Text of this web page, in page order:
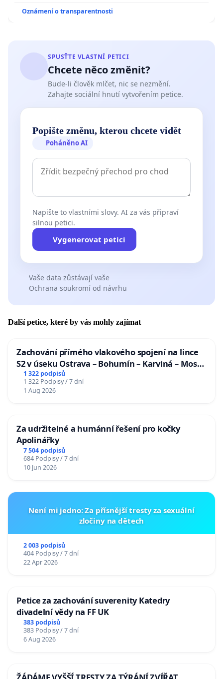
Oznámení o transparentnosti
SPUSŤTE VLASTNÍ PETICI
Chcete něco změnit?
Bude-li člověk mlčet, nic se nezmění.
Zahajte sociální hnutí vytvořením petice.
Popište změnu, kterou chcete vidět
Poháněno AI
Napište to vlastními slovy. AI za vás připraví
silnou petici.
Vygenerovat petici
Vaše data zůstávají vaše
Ochrana soukromí od návrhu
Další petice, které by vás mohly zajímat
Zachování přímého vlakového spojení na lince
S2 v úseku Ostrava – Bohumín – Karviná – Mosty
u Jablunkova
1 322 podpisů
1 322 Podpisy / 7 dní
1 Aug 2026
Za udržitelné a humánní řešení pro kočky
Apolinářky
7 504 podpisů
684 Podpisy / 7 dní
10 Jun 2026
Není mi jedno: Za přísnější tresty za sexuální
zločiny na dětech
2 003 podpisů
404 Podpisy / 7 dní
22 Apr 2026
Petice za zachování suverenity Katedry
divadelní vědy na FF UK
383 podpisů
383 Podpisy / 7 dní
6 Aug 2026